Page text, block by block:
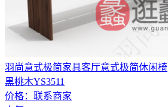
羽尚意式极简家具客厅意式极简休闲椅
黑桃木YS3511
价格： 联系商家